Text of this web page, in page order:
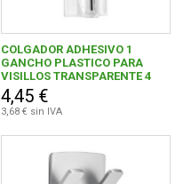
COLGADOR ADHESIVO 1
GANCHO PLASTICO PARA
VISILLOS TRANSPARENTE 4
UDS
4,45 €
3,68 € sin IVA